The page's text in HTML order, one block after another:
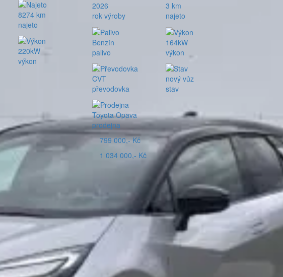
8274 km
najeto
220kW
výkon
2026
rok výroby
Benzín
palivo
CVT
převodovka
Toyota Opava
prodejna
3 km
najeto
164kW
výkon
nový vůz
stav
799 000,- Kč
1 034 000,- Kč